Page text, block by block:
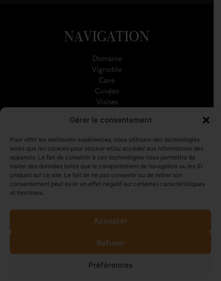
Gérer le consentement
Pour offrir les meilleures expériences, nous utilisons des technologies
telles que les cookies pour stocker et/ou accéder aux informations des
appareils. Le fait de consentir à ces technologies nous permettra de
traiter des données telles que le comportement de navigation ou les ID
uniques sur ce site. Le fait de ne pas consentir ou de retirer son
consentement peut avoir un effet négatif sur certaines caractéristiques
et fonctions.
Accepter
Refuser
Préférences
NAVIGATION
Domaine
Vignoble
Cave
Cuvées
Visites
Actualités
RÉSEAUX SOCIAUX